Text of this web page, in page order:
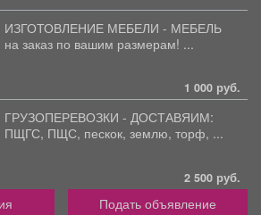
ИЗГОТОВЛЕНИЕ МЕБЕЛИ - МЕБЕЛЬ
на заказ по вашим размерам! ...
1 000 руб.
ГРУЗОПЕРЕВОЗКИ - ДОСТАВЯИМ:
ПЩГС, ПЩС, пескок, землю, торф, ...
2 500 руб.
Подать объявление